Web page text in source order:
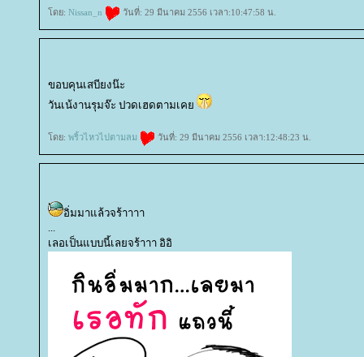
ดย: Nissan_n วันที่: 29 มีนาคม 2556 เวลา:10:47:58 น.
ขอบคุนเสบียงน๊ะ
วันเน้งานรุมจ๊ะ ปวดเฮดตามเค
ดย: พริ้วไหวไปตามลม วันที่: 29 มีนาคม 2556 เวลา:12:48:23 น.
อิ่มมาแล้วจร้าาาา
เลอเป็นแบบนี้เลยจร้าาา อิอิ